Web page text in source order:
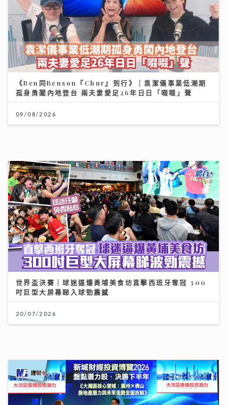
聚焦環球資產配置：專家剖析大灣區房地產潛力 AI推動
全球企業市值增長
12/07/2026
聖公會基榮小學
31/07/2026
李求恩紀念中學